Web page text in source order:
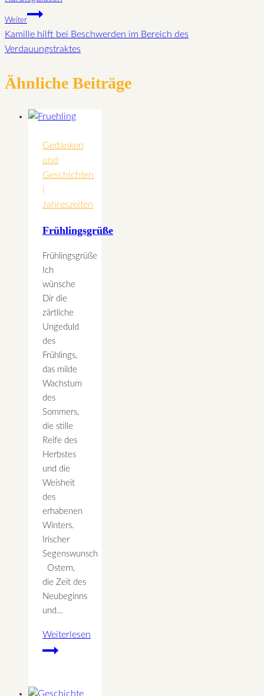
Weiter
Kamille hilft bei Beschwerden im Bereich des
Verdauungstraktes
Ähnliche Beiträge
Gedanken
und
Geschichten
Jahreszeiten
Frühlingsgrüße
Frühlingsgrüße
Ich
wünsche
Dir die
zärtliche
Ungeduld
des
Frühlings,
das milde
Wachstum
des
Sommers,
die stille
Reife des
Herbstes
und die
Weisheit
des
erhabenen
Winters.
Irischer
Segenswunsch
Ostern,
die Zeit des
Neubeginns
und…
Weiterlesen
Frühlingsgrüße